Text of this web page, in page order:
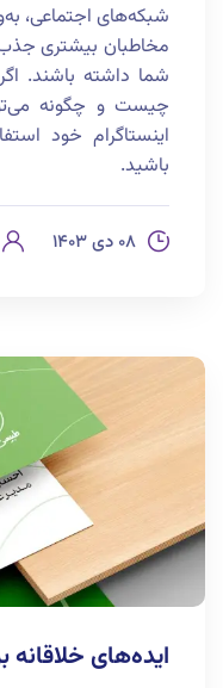
شبکه‌های اجتماعی،
مخاطبان بیشتری
شما داشته باشند.
چیست و چگونه
اینستاگرام خود
باشید.
۰۸ دی ۱۴۰۳
ایده‌های